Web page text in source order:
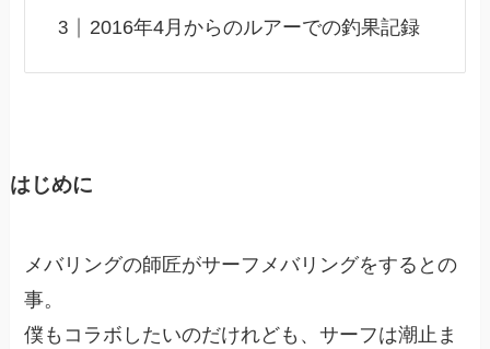
2016年4月からのルアーでの釣果記録
はじめに
メバリングの師匠がサーフメバリングをするとの
事。
僕もコラボしたいのだけれども、サーフは潮止ま